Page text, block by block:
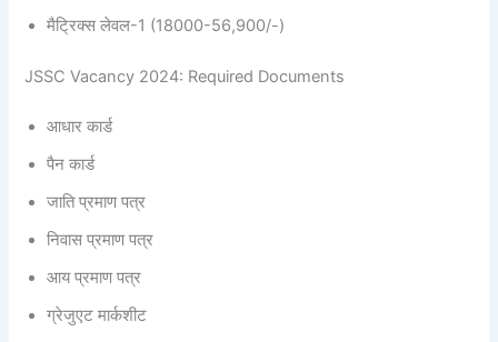
मैट्रिक्स लेवल-1 (18000-56,900/-)
JSSC Vacancy 2024: Required Documents
आधार कार्ड
पैन कार्ड
जाति प्रमाण पत्र
निवास प्रमाण पत्र
आय प्रमाण पत्र
ग्रेजुएट मार्कशीट